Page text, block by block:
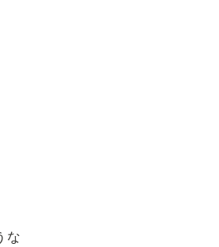
な